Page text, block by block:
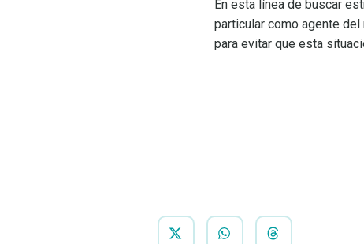
En esta línea de buscar
particular como agente
para evitar que esta